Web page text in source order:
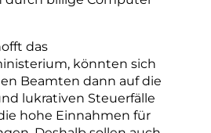
das
könnten sich
Beamten dann auf die
lukrativen Steuerfälle
hohe Einnahmen für